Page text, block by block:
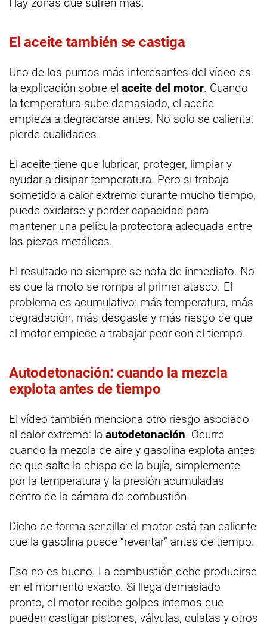
Hay zonas que sufren más.
El aceite también se castiga
Uno de los puntos más interesantes del vídeo es
la explicación sobre el aceite del motor. Cuando
la temperatura sube demasiado, el aceite
empieza a degradarse antes. No solo se calienta:
pierde cualidades.
El aceite tiene que lubricar, proteger, limpiar y
ayudar a disipar temperatura. Pero si trabaja
sometido a calor extremo durante mucho tiempo,
puede oxidarse y perder capacidad para
mantener una película protectora adecuada entre
las piezas metálicas.
El resultado no siempre se nota de inmediato. No
es que la moto se rompa al primer atasco. El
problema es acumulativo: más temperatura, más
degradación, más desgaste y más riesgo de que
el motor empiece a trabajar peor con el tiempo.
Autodetonación: cuando la mezcla
explota antes de tiempo
El vídeo también menciona otro riesgo asociado
al calor extremo: la autodetonación. Ocurre
cuando la mezcla de aire y gasolina explota antes
de que salte la chispa de la bujía, simplemente
por la temperatura y la presión acumuladas
dentro de la cámara de combustión.
Dicho de forma sencilla: el motor está tan caliente
que la gasolina puede “reventar” antes de tiempo.
Eso no es bueno. La combustión debe producirse
en el momento exacto. Si llega demasiado
pronto, el motor recibe golpes internos que
pueden castigar pistones, válvulas, culatas y otros